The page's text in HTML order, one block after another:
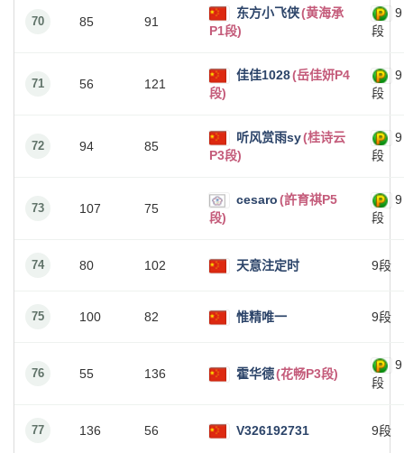
70 85 91
东方小飞侠(黄海承
P1段)
9
段
71 56 121
佳佳1028(岳佳妍P4
段)
9
段
72 94 85
听风赏雨sy(桂诗云
P3段)
9
段
73 107 75
cesaro(許育祺P5
段)
9
段
74 80 102 天意注定时 9段
75 100 82 惟精唯一 9段
76 55 136 霍华德(花畅P3段)
9
段
77 136 56 V326192731 9段